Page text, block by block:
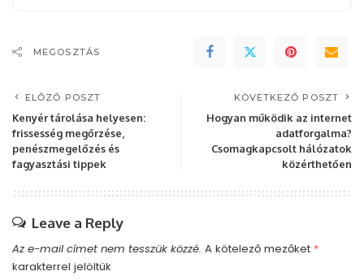
MEGOSZTÁS
ELŐZŐ POSZT
Kenyér tárolása helyesen:
frissesség megőrzése,
penészmegelőzés és
fagyasztási tippek
KÖVETKEZŐ POSZT
Hogyan működik az internet
adatforgalma?
Csomagkapcsolt hálózatok
közérthetően
Leave a Reply
Az e-mail címet nem tesszük közzé. A kötelező mezőket *
karakterrel jelöltük